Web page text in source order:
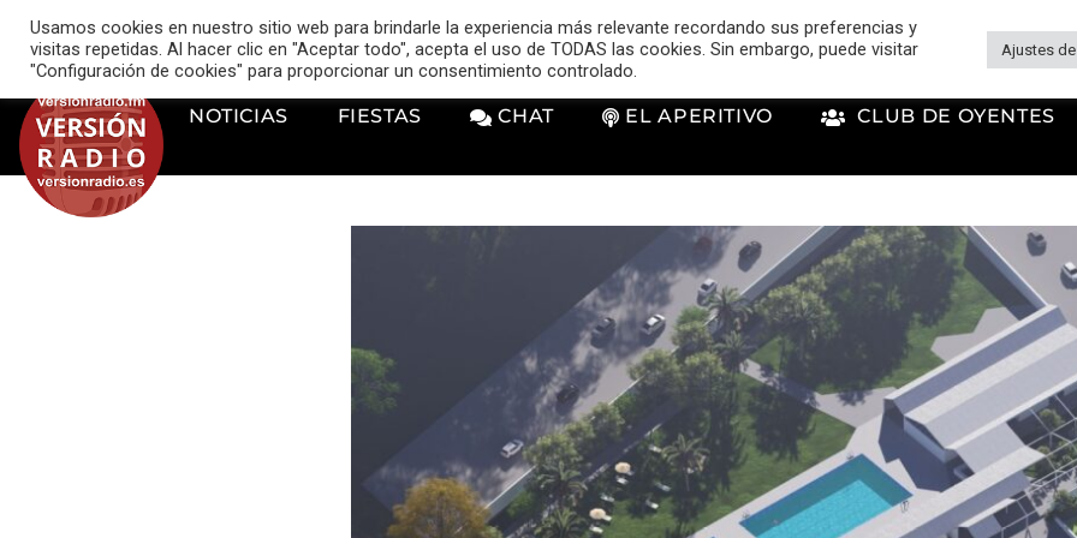
music_note VERSIÓN RADIO
NOTICIAS FIESTAS CHAT EL APERITIVO CLUB DE OYENTES
Usamos cookies en nuestro sitio web para brindarle la experiencia más relevante recordando sus preferencias y
visitas repetidas. Al hacer clic en "Aceptar todo", acepta el uso de TODAS las cookies. Sin embargo, puede visitar
"Configuración de cookies" para proporcionar un consentimiento controlado.
Ajustes